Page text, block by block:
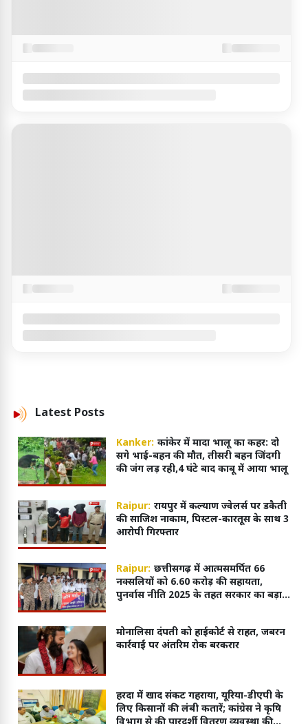
Latest Posts
Kanker: कांकेर में मादा भालू का कहर: दो
सगे भाई-बहन की मौत, तीसरी बहन जिंदगी
की जंग लड़ रही,4 घंटे बाद काबू में आया भालू
Raipur: रायपुर में कल्याण ज्वेलर्स पर डकैती
की साजिश नाकाम, पिस्टल-कारतूस के साथ 3
आरोपी गिरफ्तार
Raipur: छत्तीसगढ़ में आत्मसमर्पित 66
नक्सलियों को 6.60 करोड़ की सहायता,
पुनर्वास नीति 2025 के तहत सरकार का बड़ा
मोनालिसा दंपती को हाईकोर्ट से राहत, जबरन
कार्रवाई पर अंतरिम रोक बरकरार
हरदा में खाद संकट गहराया, यूरिया-डीएपी के
लिए किसानों की लंबी कतारें; कांग्रेस ने कृषि